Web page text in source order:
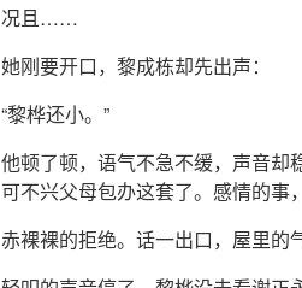
况且……
她刚要开口，黎成栋却先出声：
“黎桦还小。”
他顿了顿，语气不急不缓，声音却
可不兴父母包办这套了。感情的事
赤裸裸的拒绝。话一出口，屋里的